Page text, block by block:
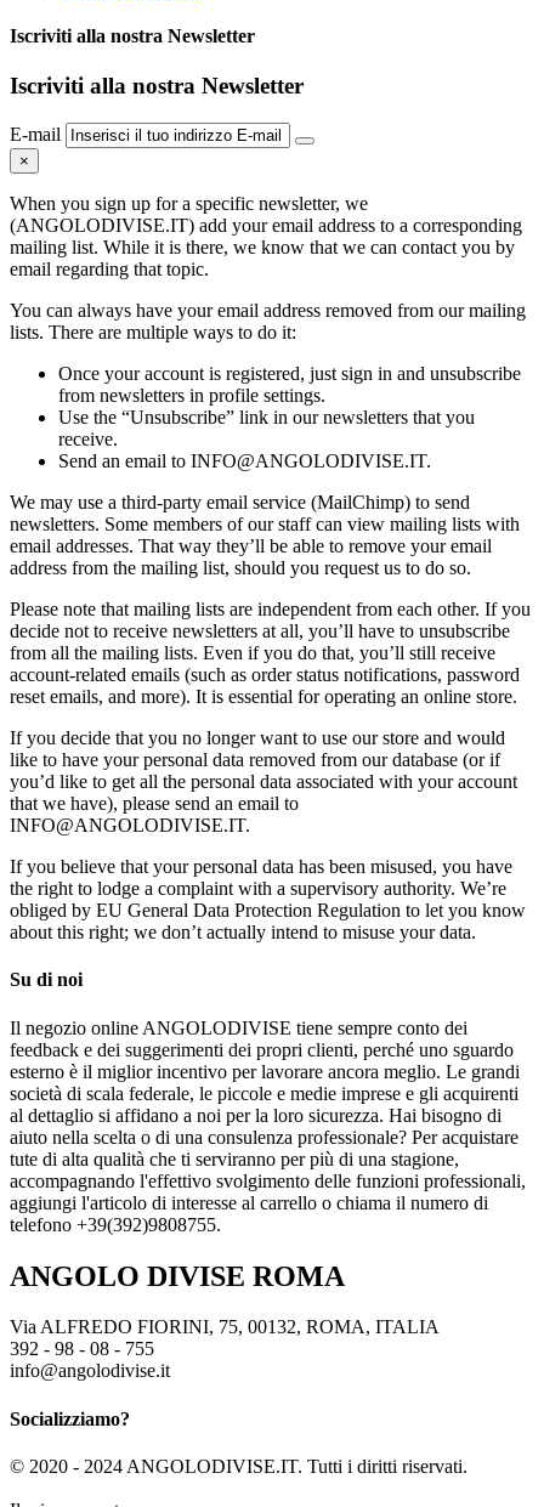
Iscriviti alla nostra Newsletter
Iscriviti alla nostra Newsletter
E-mail
×
When you sign up for a specific newsletter, we
(ANGOLODIVISE.IT) add your email address to a corresponding
mailing list. While it is there, we know that we can contact you by
email regarding that topic.
You can always have your email address removed from our mailing
lists. There are multiple ways to do it:
Once your account is registered, just sign in and unsubscribe
from newsletters in profile settings.
Use the “Unsubscribe” link in our newsletters that you
receive.
Send an email to INFO@ANGOLODIVISE.IT.
We may use a third-party email service (MailChimp) to send
newsletters. Some members of our staff can view mailing lists with
email addresses. That way they’ll be able to remove your email
address from the mailing list, should you request us to do so.
Please note that mailing lists are independent from each other. If you
decide not to receive newsletters at all, you’ll have to unsubscribe
from all the mailing lists. Even if you do that, you’ll still receive
account-related emails (such as order status notifications, password
reset emails, and more). It is essential for operating an online store.
If you decide that you no longer want to use our store and would
like to have your personal data removed from our database (or if
you’d like to get all the personal data associated with your account
that we have), please send an email to
INFO@ANGOLODIVISE.IT.
If you believe that your personal data has been misused, you have
the right to lodge a complaint with a supervisory authority. We’re
obliged by EU General Data Protection Regulation to let you know
about this right; we don’t actually intend to misuse your data.
Su di noi
Il negozio online ANGOLODIVISE tiene sempre conto dei
feedback e dei suggerimenti dei propri clienti, perché uno sguardo
esterno è il miglior incentivo per lavorare ancora meglio. Le grandi
società di scala federale, le piccole e medie imprese e gli acquirenti
al dettaglio si affidano a noi per la loro sicurezza. Hai bisogno di
aiuto nella scelta o di una consulenza professionale? Per acquistare
tute di alta qualità che ti serviranno per più di una stagione,
accompagnando l'effettivo svolgimento delle funzioni professionali,
aggiungi l'articolo di interesse al carrello o chiama il numero di
telefono +39(392)9808755.
ANGOLO DIVISE ROMA
Via ALFREDO FIORINI, 75, 00132, ROMA, ITALIA
392 - 98 - 08 - 755
info@angolodivise.it
Socializziamo?
© 2020 - 2024 ANGOLODIVISE.IT. Tutti i diritti riservati.